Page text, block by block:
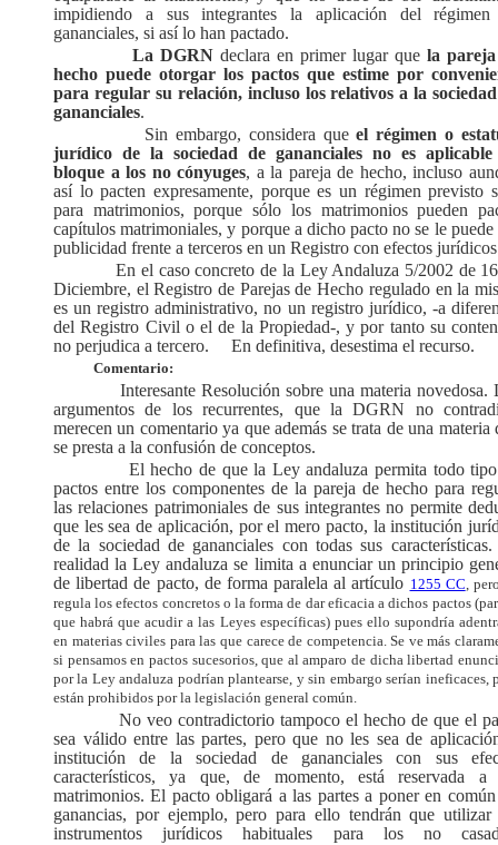
impidiendo a sus integrantes la aplicación del régimen
gananciales, si así lo han pactado.
La DGRN declara en primer lugar quela
hecho puede otorgar los pactos que estime por
para regular su relación, incluso los relativos a la
gananciales.
Sin embargo, considera queel régimen o
jurídico de la sociedad de gananciales no es aplicable
bloque a los no cónyuges, a la pareja de hecho, incluso
así lo pacten expresamente, porque es un régimen previsto
para matrimonios, porque sólo los matrimonios pueden
capítulos matrimoniales, y porque a dicho pacto no se le puede
publicidad frente a terceros en un Registro con efectos
En el caso concreto de la Ley Andaluza 5/2002 de
Diciembre, el Registro de Parejas de Hecho regulado en la
es un registro administrativo, no un registro jurídico, -a
del Registro Civil o el de la Propiedad-, y por tanto su
no perjudica a tercero.
En definitiva, desestima el recurso.
Comentario:
Interesante Resolución sobre una materia novedosa.
argumentos de los recurrentes, que la DGRN no
merecen un comentario ya que además se trata de una materia
se presta a la confusión de conceptos.
El hecho de que la Ley andaluza permita todo
pactos entre los componentes de la pareja de hecho para
las relaciones patrimoniales de sus integrantes no permite
que les sea de aplicación, por el mero pacto, la institución
de la sociedad de gananciales con todas sus
realidad la Ley andaluza se limita a enunciar un principio
de libertad de pacto, de forma paralela al artículo 1255 CC,
regula los efectos concretos o la forma de dar eficacia a dichos pactos
que habrá que acudir a las Leyes específicas) pues ello supondría
en materias civiles para las que carece de competencia. Se ve más
si pensamos en pactos sucesorios, que al amparo de dicha libertad
por la Ley andaluza podrían plantearse, y sin embargo serían ineficaces,
están prohibidos por la legislación general común.
No veo contradictorio tampoco el hecho de que el
sea válido entre las partes, pero que no les sea de
institución de la sociedad de gananciales con sus
característicos, ya que, de momento, está reservada a
matrimonios. El pacto obligará a las partes a poner en
ganancias, por ejemplo, pero para ello tendrán que utilizar
instrumentos jurídicos habituales para los no